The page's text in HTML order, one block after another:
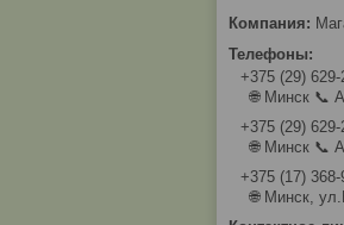
+375 (29) 629-
🌐 Минск 📞
+375 (29) 629-
🌐 Минск 📞
+375 (17) 368-
🌐 Минск,